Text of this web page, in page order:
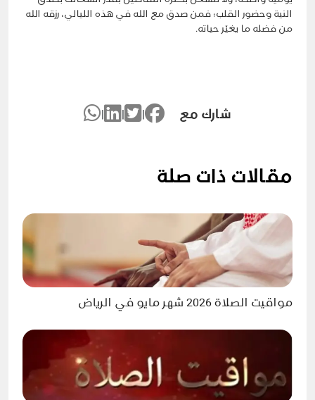
النية وحضور القلب؛ فمن صدق مع الله في هذه الليالي، رزقه الله
من فضله ما يغيّر حياته.
شارك مع
مقالات ذات صلة
مواقيت الصلاة 2026 شهر مايو في الرياض